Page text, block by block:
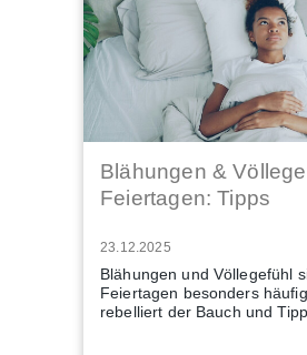
Blähungen &
Feiertagen: Tipps
23.12.2025
Blähungen und Völlegefühl
Feiertagen besonders
rebelliert der Bauch und